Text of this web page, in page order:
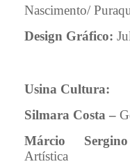
Nascimento/
Design Gráfico:
Usina Cultura:
Silmara Costa –
Márcio
Artística